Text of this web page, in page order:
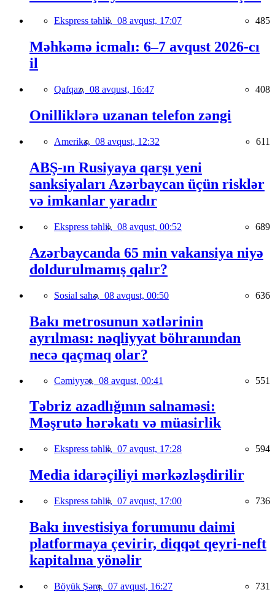
Ekspress təhlil, 08 avqust, 17:07 485
Məhkəmə icmalı: 6–7 avqust 2026-cı
il
Qafqaz, 08 avqust, 16:47 408
Onilliklərə uzanan telefon zəngi
Amerika, 08 avqust, 12:32 611
ABŞ-ın Rusiyaya qarşı yeni
sanksiyaları Azərbaycan üçün risklər
və imkanlar yaradır
Ekspress təhlil, 08 avqust, 00:52 689
Azərbaycanda 65 min vakansiya niyə
doldurulmamış qalır?
Sosial sahə, 08 avqust, 00:50 636
Bakı metrosunun xətlərinin
ayrılması: nəqliyyat böhranından
necə qaçmaq olar?
Cəmiyyət, 08 avqust, 00:41 551
Təbriz azadlığının salnaməsi:
Məşrutə hərəkatı və müasirlik
Ekspress təhlil, 07 avqust, 17:28 594
Media idarəçiliyi mərkəzləşdirilir
Ekspress təhlil, 07 avqust, 17:00 736
Bakı investisiya forumunu daimi
platformaya çevirir, diqqət qeyri-neft
kapitalına yönəlir
Böyük Şərq, 07 avqust, 16:27 731